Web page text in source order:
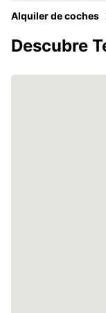
Alquiler de coches
Descubre